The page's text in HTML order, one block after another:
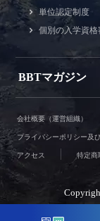
単位認定制度
個別の入学資
BBTマガジン
会社概要（運営組織）
プライバシーポリシー及
アクセス 特定商